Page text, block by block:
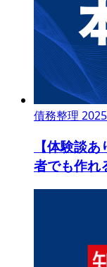
債務整理
【体験談
者でも作れ